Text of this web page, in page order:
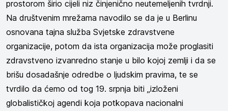
prostorom širio cijeli niz činjenično neutemeljenih tvrdnji.
Na društvenim mrežama navodilo se da je u Berlinu
osnovana tajna služba Svjetske zdravstvene
organizacije, potom da ista organizacija može proglasiti
zdravstveno izvanredno stanje u bilo kojoj zemlji i da se
brišu dosadašnje odredbe o ljudskim pravima, te se
tvrdilo da ćemo od tog 19. srpnja biti „izloženi
globalističkoj agendi koja potkopava nacionalni